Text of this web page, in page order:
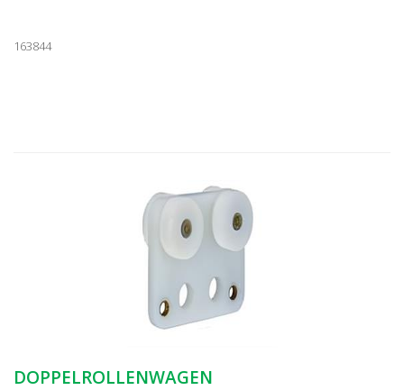
163844
DOPPELROLLENWAGEN